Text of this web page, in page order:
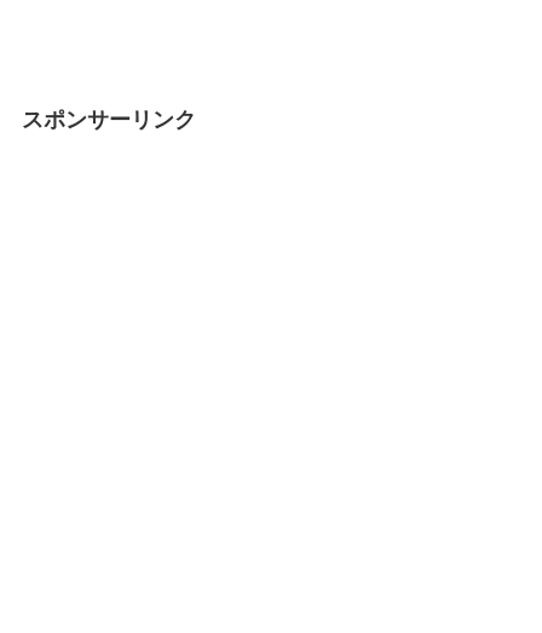
スポンサーリンク